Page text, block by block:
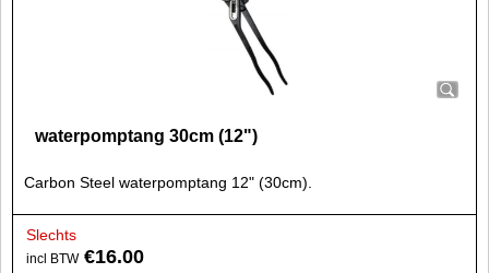
waterpomptang 30cm (12")
Carbon Steel waterpomptang 12" (30cm).
Slechts
incl BTW €16.00